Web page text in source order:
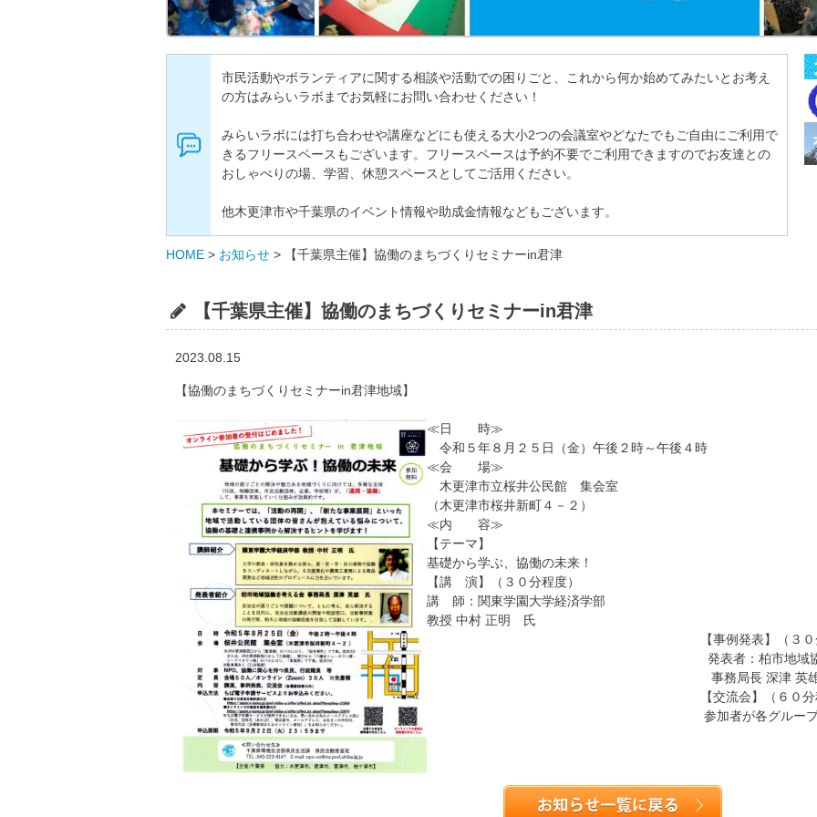
市民活動やボランティアに関する相談や活動での困りごと、これから何か始めてみたいとお考え
の方はみらいラボまでお気軽にお問い合わせください！
みらいラボには打ち合わせや講座などにも使える大小2つの会議室やどなたでもご自由にご利用で
きるフリースペースもございます。フリースペースは予約不要でご利用できますのでお友達との
おしゃべりの場、学習、休憩スペースとしてご活用ください。
他木更津市や千葉県のイベント情報や助成金情報などもございます。
HOME > お知らせ > 【千葉県主催】協働のまちづくりセミナーin君津
【千葉県主催】協働のまちづくりセミナーin君津
2023.08.15
【協働のまちづくりセミナーin君津地域】
≪日 時≫
令和５年８月２５日（金）午後２時～午後４時
≪会 場≫
木更津市立桜井公民館 集会室
（木更津市桜井新町４－２）
≪内 容≫
【テーマ】
基礎から学ぶ、協働の未来！
【講 演】（３０分程度）
講 師：関東学園大学経済学部
教授 中村 正明 氏
【事例発表】（３０分程
発表者：柏市地域協働を考
事務局長 深津 英雄
【交流会】（６０分程
参加者が各グループに分かれて交